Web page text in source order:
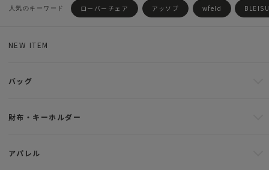
ローバーチェア アッソブ wfeld
NEW ITEM
バッグ
財布・キーホルダー
アパレル